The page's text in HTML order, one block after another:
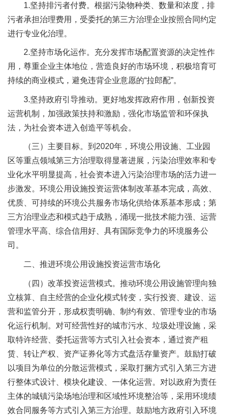
1.坚持排污者付费。根据污染物种类、数量和浓度，排
污者承担治理费用，受委托的第三方治理企业按照合同约定
进行专业化治理。
2.坚持市场化运作。充分发挥市场配置资源的决定性作
用，尊重企业主体地位，营造良好的市场环境，积极培育可
持续的商业模式，避免违背企业意愿的“拉郎配”。
3.坚持政府引导推动。更好地发挥政府作用，创新投资
运营机制，加强政策扶持和激励，强化市场监管和环保执
法，为社会资本进入创造平等机会。
（三）主要目标。到2020年，环境公用设施、工业园
区等重点领域第三方治理取得显著进展，污染治理效率和专
业化水平明显提高，社会资本进入污染治理市场的活力进一
步激发。环境公用设施投资运营体制改革基本完成，高效、
优质、可持续的环境公共服务市场化供给体系基本形成；第
三方治理业态和模式趋于成熟，涌现一批技术能力强、运营
管理水平高、综合信用好、具有国际竞争力的环境服务公
司。
二、推进环境公用设施投资运营市场化
（四）改革投资运营模式。推动环境公用设施管理向独
立核算、自主经营的企业化模式转变，实行投资、建设、运
营和监管分开，形成权责明确、制约有效、管理专业的市场
化运行机制。对可经营性好的城市污水、垃圾处理设施，采
取特许经营、委托运营等方式引入社会资本，通过资产租
赁、转让产权、资产证券化等方式盘活存量资产。鼓励打破
以项目为单位的分散运营模式，采取打捆方式引入第三方进
行整体式设计、模块化建设、一体化运营。对以政府为责任
主体的城镇污染场地治理和区域性环境整治等，采用环境绩
效合同服务等方式引入第三方治理。鼓励地方政府引入环境